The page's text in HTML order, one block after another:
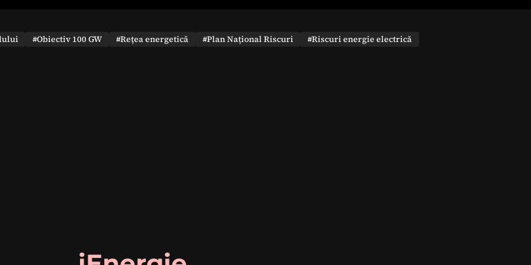
#Obiectiv 100 GW #Rețea energetică #Plan Național Riscuri
#Riscuri energie electrică